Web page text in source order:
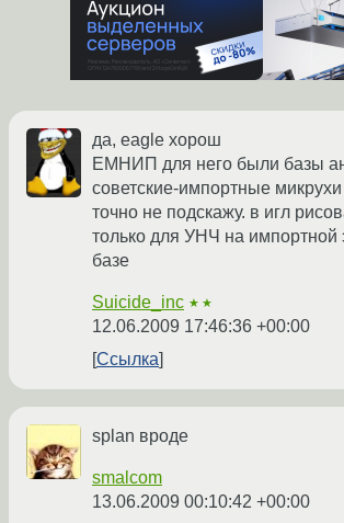
да, eagle хорош
ЕМНИП для него были базы
советские-импортные микрухи
точно не подскажу. в игл
только для УНЧ на импортной
базе
Suicide_inc ★★
12.06.2009 17:46:36 +00:00
Ссылка
splan вроде
smalcom
13.06.2009 00:10:42 +00:00